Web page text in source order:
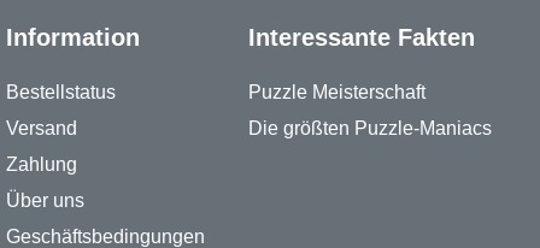
Information
Bestellstatus
Versand
Zahlung
Über uns
Geschäftsbedingungen
Interessante Fakten
Puzzle Meisterschaft
Die größten Puzzle-Maniacs